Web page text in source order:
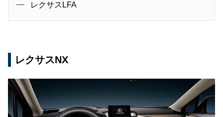
レクサスLFA
レクサスNX